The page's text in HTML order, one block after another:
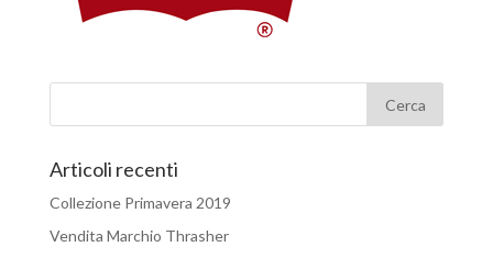
Articoli recenti
Collezione Primavera 2019
Vendita Marchio Thrasher